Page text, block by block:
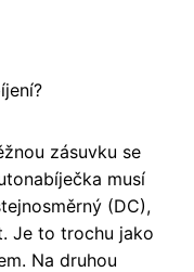
zásuvku se
musí
(DC),
Je to trochu jako
Na druhou